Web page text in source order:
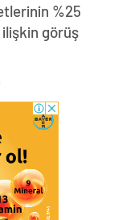
%25
görüş